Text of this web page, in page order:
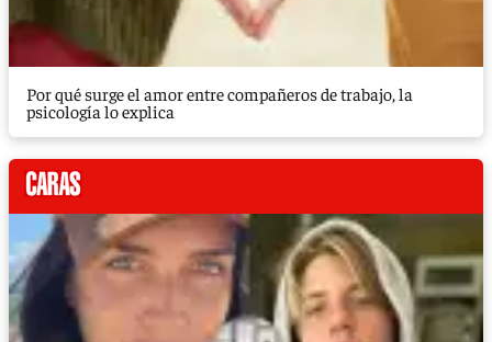
Por qué surge el amor entre compañeros de trabajo, la
psicología lo explica